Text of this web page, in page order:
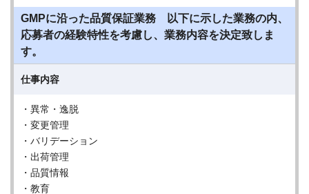
GMPに沿った品質保証業務 以下に示した業務の内、
応募者の経験特性を考慮し、業務内容を決定致しま
す。
仕事内容
・異常・逸脱
・変更管理
・バリデーション
・出荷管理
・品質情報
・教育